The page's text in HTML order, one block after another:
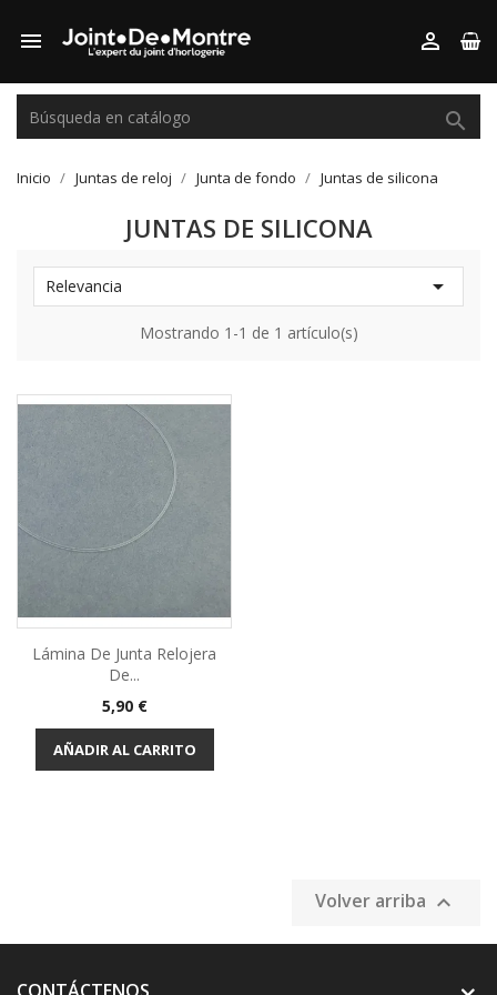
 

Inicio Juntas de reloj Junta de fondo Juntas de silicona
JUNTAS DE SILICONA
Relevancia 
Mostrando 1-1 de 1 artículo(s)
Lámina De Junta Relojera
De...
Precio
5,90 €
AÑADIR AL CARRITO
Volver arriba 